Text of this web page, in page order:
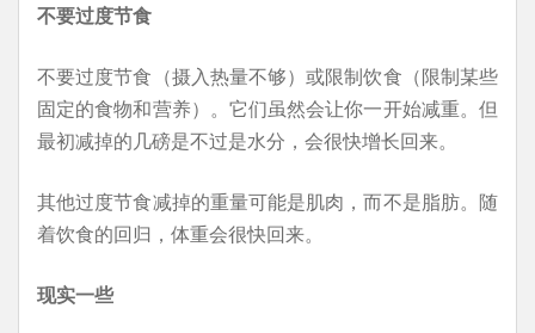
不要过度节食
不要过度节食（摄入热量不够）或限制饮食（限制某些
固定的食物和营养）。它们虽然会让你一开始减重。但
最初减掉的几磅是不过是水分，会很快增长回来。
其他过度节食减掉的重量可能是肌肉，而不是脂肪。随
着饮食的回归，体重会很快回来。
现实一些